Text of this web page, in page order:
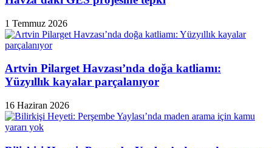
1 Temmuz 2026
Artvin Pilarget Havzası’nda doğa katliamı:
Yüzyıllık kayalar parçalanıyor
16 Haziran 2026